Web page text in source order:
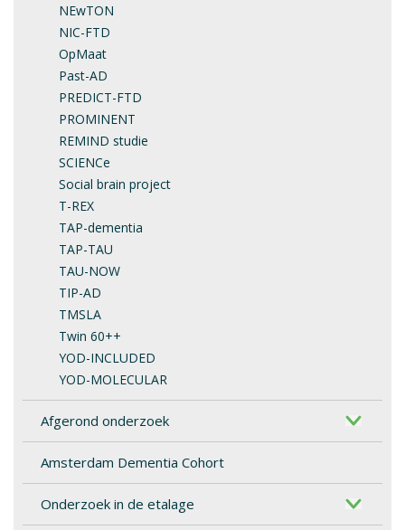
NEwTON
NIC-FTD
OpMaat
Past-AD
PREDICT-FTD
PROMINENT
REMIND studie
SCIENCe
Social brain project
T-REX
TAP-dementia
TAP-TAU
TAU-NOW
TIP-AD
TMSLA
Twin 60++
YOD-INCLUDED
YOD-MOLECULAR
Afgerond onderzoek
Amsterdam Dementia Cohort
Onderzoek in de etalage